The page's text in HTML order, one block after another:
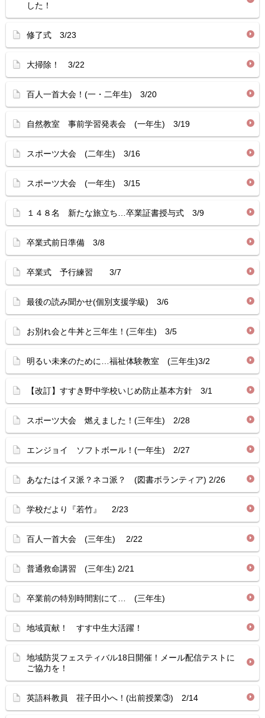
した！
修了式 3/23
大掃除！ 3/22
百人一首大会！(一・二年生) 3/20
自然教室 事前学習発表会 (一年生) 3/19
スポーツ大会 (二年生) 3/16
スポーツ大会 (一年生) 3/15
１４８名 新たな旅立ち…卒業証書授与式 3/9
卒業式前日準備 3/8
卒業式 予行練習 3/7
最後の読み聞かせ(個別支援学級) 3/6
お別れ会と牛丼と三年生！(三年生) 3/5
明るい未来のために…福祉体験教室 (三年生)3/2
【改訂】すすき野中学校いじめ防止基本方針 3/1
スポーツ大会 燃えました！(三年生) 2/28
エンジョイ ソフトボール！(一年生) 2/27
あなたはイヌ派？ネコ派？ (図書ボランティア) 2/26
学校だより『若竹』 2/23
百人一首大会 (三年生) 2/22
普通救命講習 (三年生) 2/21
卒業前の特別時間割にて… (三年生)
地域貢献！ すす中生大活躍！
地域防災フェスティバル18日開催！メール配信テストに
ご協力を！
英語科教員 荏子田小へ！(出前授業③) 2/14